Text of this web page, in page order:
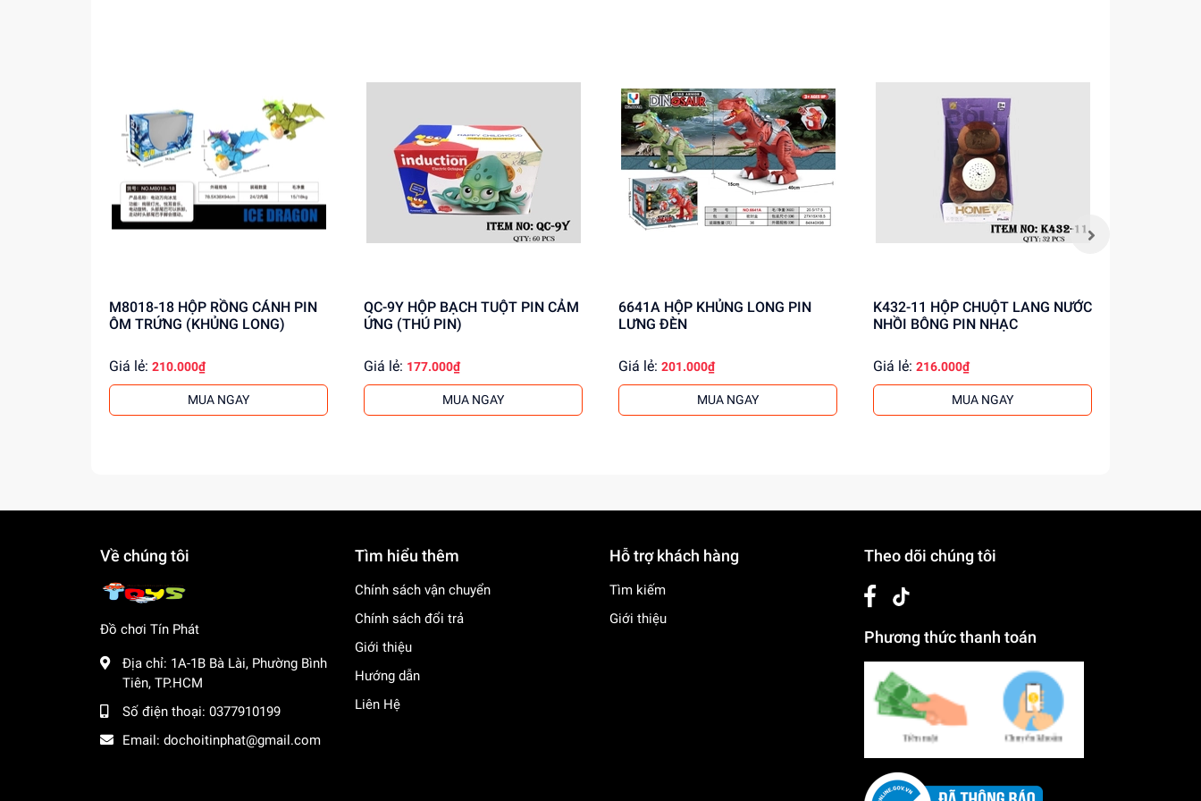
M8018-18 HỘP RỒNG CÁNH PIN
ÔM TRỨNG (KHỦNG LONG)
Giá lẻ: 210.000₫
MUA NGAY
QC-9Y HỘP BẠCH TUỘT PIN CẢM
ỨNG (THÚ PIN)
Giá lẻ: 177.000₫
MUA NGAY
6641A HỘP KHỦNG LONG PIN
LƯNG ĐÈN
Giá lẻ: 201.000₫
MUA NGAY
K432-11 HỘP CHUỘT LANG NƯỚC
NHỒI BÔNG PIN NHẠC
Giá lẻ: 216.000₫
MUA NGAY
Về chúng tôi
Đồ chơi Tín Phát
Địa chỉ: 1A-1B Bà Lài, Phường Bình
Tiên, TP.HCM
Số điện thoại: 0377910199
Email: dochoitinphat@gmail.com
Tìm hiểu thêm
Chính sách vận chuyển
Chính sách đổi trả
Giới thiệu
Hướng dẫn
Liên Hệ
Hỗ trợ khách hàng
Tìm kiếm
Giới thiệu
Theo dõi chúng tôi
Phương thức thanh toán